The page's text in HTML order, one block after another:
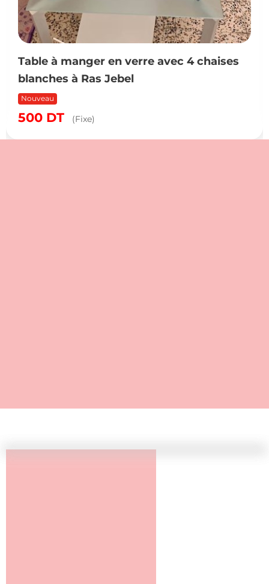
Table à manger en verre avec 4 chaises
blanches à Ras Jebel
Nouveau
500 DT (Fixe)